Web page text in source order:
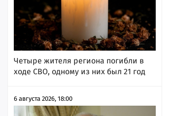
Четыре жителя региона погибли в
ходе СВО, одному из них был 21 год
6 августа 2026, 18:00